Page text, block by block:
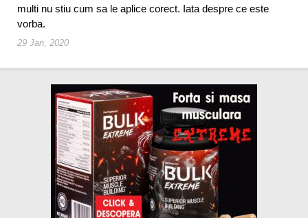
multi nu stiu cum sa le aplice corect. Iata despre ce este
vorba.
29 Jan, 2020